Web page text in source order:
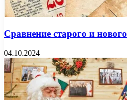
Сравнение старого и
04.10.2024